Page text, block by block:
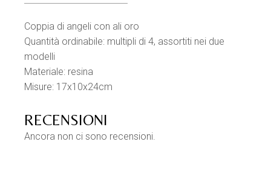
Coppia di angeli con ali oro
Quantità ordinabile: multipli di 4, assortiti nei due
modelli
Materiale: resina
Misure: 17x10x24cm
RECENSIONI
Ancora non ci sono recensioni.